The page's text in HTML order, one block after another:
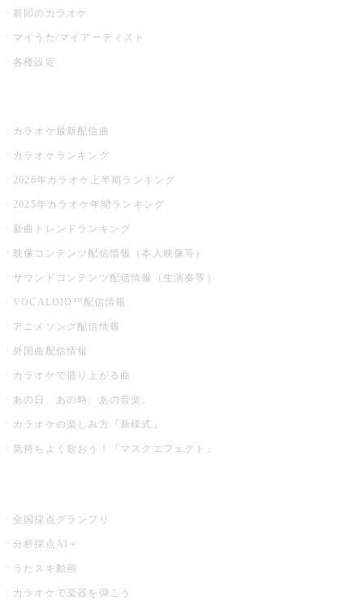
前回のカラオケ
マイうた/マイアーティスト
各種設定
カラオケ最新配信曲
カラオケランキング
2026年カラオケ上半期ランキング
2025年カラオケ年間ランキング
新曲トレンドランキング
映像コンテンツ配信情報（本人映像等）
サウンドコンテンツ配信情報（生演奏等）
VOCALOID™配信情報
アニメソング配信情報
外国曲配信情報
カラオケで盛り上がる曲
あの日、あの時、あの音楽。
カラオケの楽しみ方『新様式』
気持ちよく歌おう！『マスクエフェクト』
全国採点グランプリ
分析採点AI＋
うたスキ動画
カラオケで楽器を弾こう